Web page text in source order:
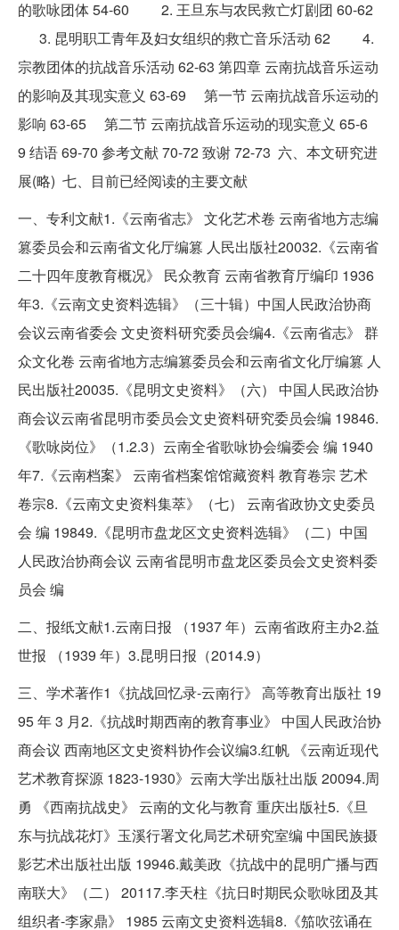
的歌咏团体 54-60 2. 王旦东与农民救亡灯剧团 60-62
3. 昆明职工青年及妇女组织的救亡音乐活动 62 4.
宗教团体的抗战音乐活动 62-63 第四章 云南抗战音乐运动
的影响及其现实意义 63-69 第一节 云南抗战音乐运动的
影响 63-65 第二节 云南抗战音乐运动的现实意义 65-6
9 结语 69-70 参考文献 70-72 致谢 72-73 六、本文研究进
展(略) 七、目前已经阅读的主要文献
一、专利文献1.《云南省志》 文化艺术卷 云南省地方志编
篡委员会和云南省文化厅编篡 人民出版社20032.《云南省
二十四年度教育概况》 民众教育 云南省教育厅编印 1936
年3.《云南文史资料选辑》（三十辑）中国人民政治协商
会议云南省委会 文史资料研究委员会编4.《云南省志》 群
众文化卷 云南省地方志编篡委员会和云南省文化厅编篡 人
民出版社20035.《昆明文史资料》（六） 中国人民政治协
商会议云南省昆明市委员会文史资料研究委员会编 19846.
《歌咏岗位》（1.2.3）云南全省歌咏协会编委会 编 1940
年7.《云南档案》 云南省档案馆馆藏资料 教育卷宗 艺术
卷宗8.《云南文史资料集萃》（七） 云南省政协文史委员
会 编 19849.《昆明市盘龙区文史资料选辑》（二）中国
人民政治协商会议 云南省昆明市盘龙区委员会文史资料委
员会 编
二、报纸文献1.云南日报 （1937 年）云南省政府主办2.益
世报 （1939 年）3.昆明日报（2014.9）
三、学术著作1《抗战回忆录-云南行》 高等教育出版社 19
95 年 3 月2.《抗战时期西南的教育事业》 中国人民政治协
商会议 西南地区文史资料协作会议编3.红帆 《云南近现代
艺术教育探源 1823-1930》云南大学出版社出版 20094.周
勇 《西南抗战史》 云南的文化与教育 重庆出版社5.《旦
东与抗战花灯》玉溪行署文化局艺术研究室编 中国民族摄
影艺术出版社出版 19946.戴美政《抗战中的昆明广播与西
南联大》（二） 20117.李天柱《抗日时期民众歌咏团及其
组织者-李家鼎》 1985 云南文史资料选辑8.《笳吹弦诵在